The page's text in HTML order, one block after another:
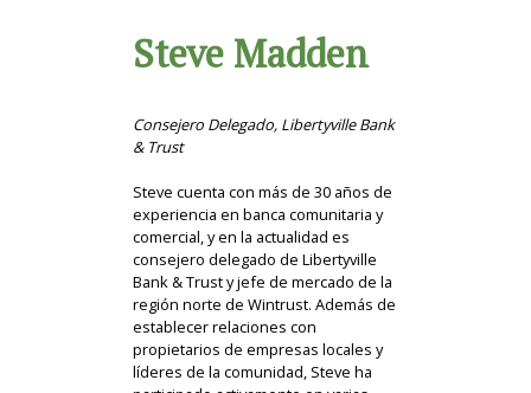
Steve Madden
Consejero Delegado, Libertyville Bank
& Trust
Steve cuenta con más de 30 años de
experiencia en banca comunitaria y
comercial, y en la actualidad es
consejero delegado de Libertyville
Bank & Trust y jefe de mercado de la
región norte de Wintrust. Además de
establecer relaciones con
propietarios de empresas locales y
líderes de la comunidad, Steve ha